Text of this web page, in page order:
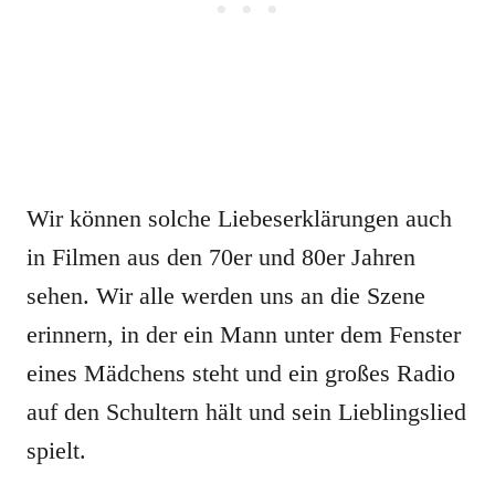
Wir können solche Liebeserklärungen auch
in Filmen aus den 70er und 80er Jahren
sehen. Wir alle werden uns an die Szene
erinnern, in der ein Mann unter dem Fenster
eines Mädchens steht und ein großes Radio
auf den Schultern hält und sein Lieblingslied
spielt.